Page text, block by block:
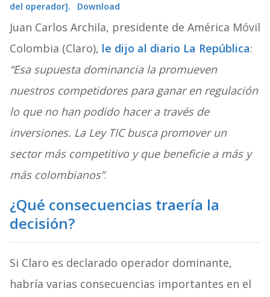
del operador].
Download
Juan Carlos Archila, presidente de América Móvil
Colombia (Claro), le dijo al diario La República:
“Esa supuesta dominancia la promueven
nuestros competidores para ganar en regulación
lo que no han podido hacer a través de
inversiones. La Ley TIC busca promover un
sector más competitivo y que beneficie a más y
más colombianos”.
¿Qué consecuencias traería la
decisión?
Si Claro es declarado operador dominante,
habría varias consecuencias importantes en el